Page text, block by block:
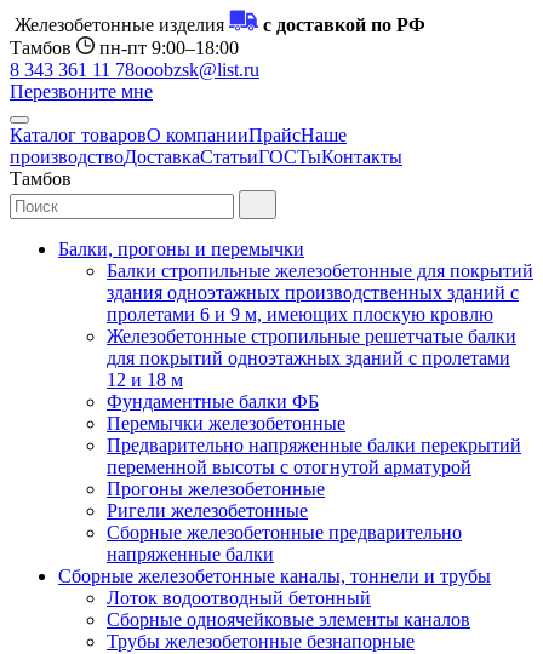
Железобетонные изделия
с доставкой по РФ
Тамбов
пн-пт 9:00–18:00
8 343 361 11 78ooobzsk@list.ru
Перезвоните мне
Каталог товаровО компанииПрайсНаше
производствоДоставкаСтатьиГОСТыКонтакты
Тамбов
Балки, прогоны и перемычки
Балки стропильные железобетонные для покрытий
здания одноэтажных производственных зданий с
пролетами 6 и 9 м, имеющих плоскую кровлю
Железобетонные стропильные решетчатые балки
для покрытий одноэтажных зданий с пролетами
12 и 18 м
Фундаментные балки ФБ
Перемычки железобетонные
Предварительно напряженные балки перекрытий
переменной высоты с отогнутой арматурой
Прогоны железобетонные
Ригели железобетонные
Сборные железобетонные предварительно
напряженные балки
Сборные железобетонные каналы, тоннели и трубы
Лоток водоотводный бетонный
Сборные одноячейковые элементы каналов
Трубы железобетонные безнапорные